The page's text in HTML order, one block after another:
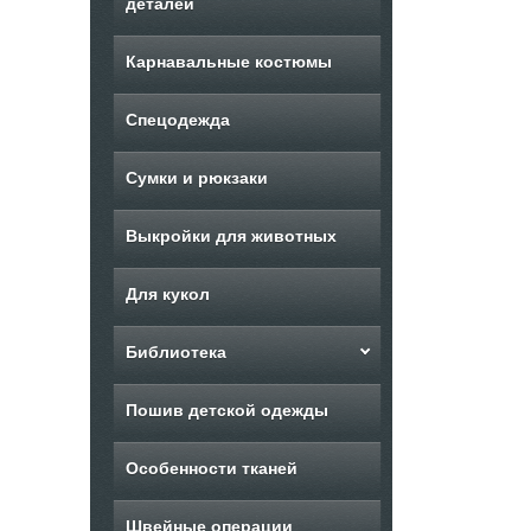
Карнавальные костюмы
Спецодежда
Сумки и рюкзаки
Выкройки для животных
Для кукол
Библиотека
Пошив детской одежды
Особенности тканей
Швейные операции